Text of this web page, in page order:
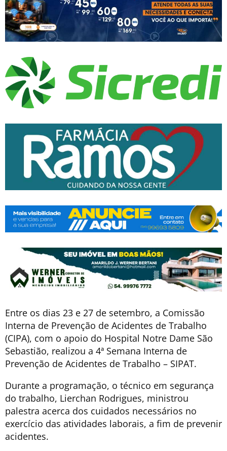
Entre os dias 23 e 27 de setembro, a Comissão
Interna de Prevenção de Acidentes de Trabalho
(CIPA), com o apoio do Hospital Notre Dame São
Sebastião, realizou a 4ª Semana Interna de
Prevenção de Acidentes de Trabalho – SIPAT.
Durante a programação, o técnico em segurança
do trabalho, Lierchan Rodrigues, ministrou
palestra acerca dos cuidados necessários no
exercício das atividades laborais, a fim de prevenir
acidentes.